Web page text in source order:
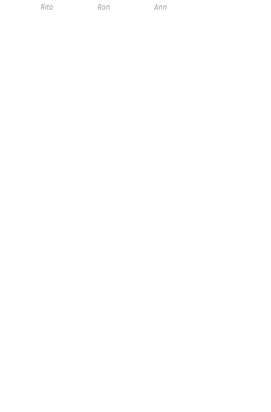
Rita
Ron
Ann